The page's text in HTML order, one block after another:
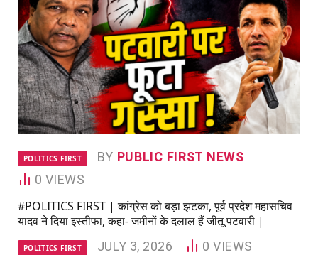
POLITICS FIRST BY PUBLIC FIRST NEWS
0 VIEWS
#POLITICS FIRST | कांग्रेस को बड़ा झटका, पूर्व प्रदेश महासचिव
यादव ने दिया इस्तीफा, कहा- जमीनों के दलाल हैं जीतू पटवारी |
POLITICS FIRST JULY 3, 2026 0VIEWS